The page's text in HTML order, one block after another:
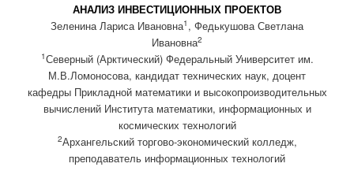
АНАЛИЗ ИНВЕСТИЦИОННЫХ ПРОЕКТОВ
Зеленина Лариса Ивановна1 , Федькушова Светлана
Ивановна2
1Северный (Арктический) Федеральный Университет им.
М.В.Ломоносова, кандидат технических наук, доцент
кафедры Прикладной математики и высокопроизводительных
вычислений Института математики, информационных и
космических технологий
2Архангельский торгово-экономический колледж,
преподаватель информационных технологий